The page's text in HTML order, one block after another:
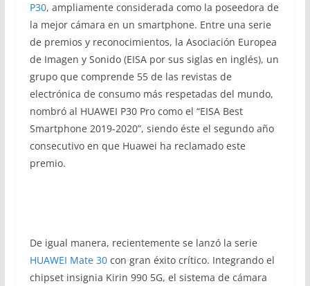
P30, ampliamente considerada como la poseedora de
la mejor cámara en un smartphone. Entre una serie
de premios y reconocimientos, la Asociación Europea
de Imagen y Sonido (EISA por sus siglas en inglés), un
grupo que comprende 55 de las revistas de
electrónica de consumo más respetadas del mundo,
nombró al HUAWEI P30 Pro como el “EISA Best
Smartphone 2019-2020”, siendo éste el segundo año
consecutivo en que Huawei ha reclamado este
premio.
De igual manera, recientemente se lanzó la serie
HUAWEI Mate 30con gran éxito crítico. Integrando el
chipset insignia Kirin 990 5G, el sistema de cámara